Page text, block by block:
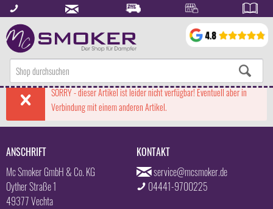
SORRY - dieser Artikel ist leider nicht verfügbar! Eventuell aber in
Verbindung mit einem anderen Artikel.
ANSCHRIFT
Mc Smoker GmbH & Co. KG
Oyther Straße 1
49377 Vechta
KONTAKT
service@mcsmoker.de
04441-9700225